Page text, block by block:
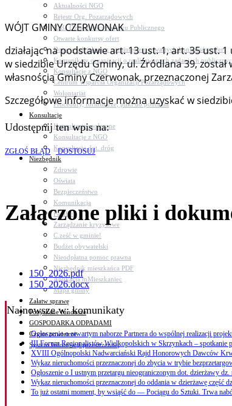
Aktualności NGO
Rejestr Org. Pozarządowych
Rada Działalności Pożytku Publicznego
Otwarte konkursy ofert
Dotacje udzielone z pominięciem otwartych konkursów ofert
Komunikaty organizacji o realizowanych zadaniach
Konsultacje z NGO
Centrum Wsparcia Organizacji Pozarządowych
Wolontariat
Procedury, formularze, pliki do pobrania
Konsultacje
Konsultacje społeczne
Konsultacje z NGO
Konsultacje dot. dróg
Niezbędnik
Zdrowie
Oświata
Bezpieczeństwo
Komunikacja
Parafie
Zarządzanie kryzysowe
C.ześć w gminie!
Budżet obywatelski
Nieodpłatna pomoc prawna
Niezbędnik mieszkańca PDF
Aplikacja mMieszkaniec
Mapa gminy
Załatw sprawę
Pozyskane fundusze
GOSPODARKA ODPADAMI
Czyste powietrze
System Informacji przestrzennej
WÓJT GMINY CZERWONAK
działając na podstawie art. 13 ust. 1, art. 35 ust.
w siedzibie Urzędu Gminy, ul. Źródlana 39,
własnością Gminy Czerwonak, przeznaczonej
Szczegółowe informacje można uzyskać w
Udostępnij ten wpis na:
ZGŁOŚ BŁĄD DOSTOSUJ
Załączone pliki i
150_2026.pdf
150_2026.docx
Najnowszew: komunikaty
Ogłoszenie o otwartym naborze Partnera do wspólnej realizacji
III Forum Regionalistów Wielkopolskich w Skrzynkach – spotkanie
XVIII Ogólnopolski Nadwarciański Rajd Honorowych Dawców
Wykaz nieruchomości przeznaczonej do zbycia w trybie
Ogłoszenie o I ustnym przetargu nieograniczonym dot. dzierżawy
Wykaz nieruchomości przeznaczonej do oddania w dzierżawę część
To już ostatni moment, by wsiąść do — Pociągu do Sztuki. Trwa